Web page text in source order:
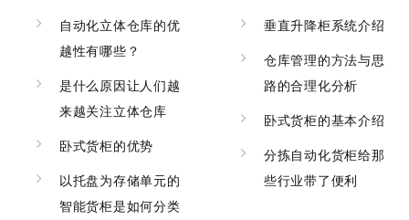
自动化立体仓库的优
越性有哪些？
是什么原因让人们越
来越关注立体仓库
卧式货柜的优势
以托盘为存储单元的
智能货柜是如何分类
垂直升降柜系统介绍
仓库管理的方法与思
路的合理化分析
卧式货柜的基本介绍
分拣自动化货柜给那
些行业带了便利